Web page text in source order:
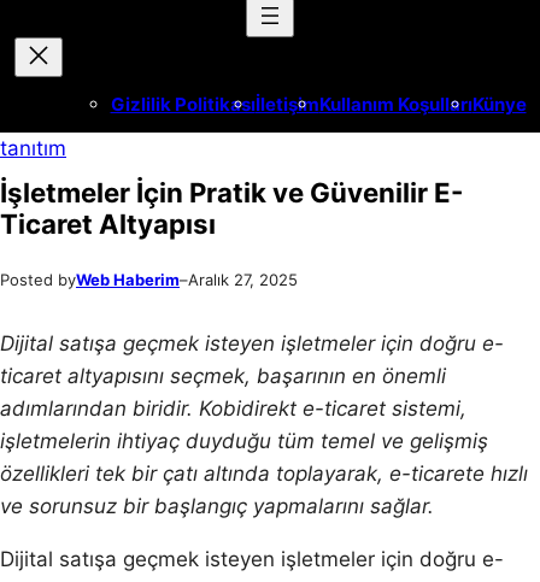
Gizlilik PolitikasıİletişimKullanım KoşullarıKünye
tanıtım
İşletmeler İçin Pratik ve Güvenilir E-
Ticaret Altyapısı
Posted byWeb Haberim–Aralık 27, 2025
Dijital satışa geçmek isteyen işletmeler için doğru e-
ticaret altyapısını seçmek, başarının en önemli
adımlarından biridir. Kobidirekt e-ticaret sistemi,
işletmelerin ihtiyaç duyduğu tüm temel ve gelişmiş
özellikleri tek bir çatı altında toplayarak, e-ticarete hızlı
ve sorunsuz bir başlangıç yapmalarını sağlar.
Dijital satışa geçmek isteyen işletmeler için doğru e-